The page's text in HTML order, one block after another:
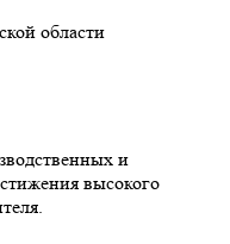
и
высокого